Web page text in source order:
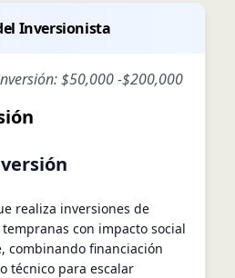
Inversionista
$50,000-$200,000
realiza inversiones de
con impacto social
combinando financiación
técnico para escalar